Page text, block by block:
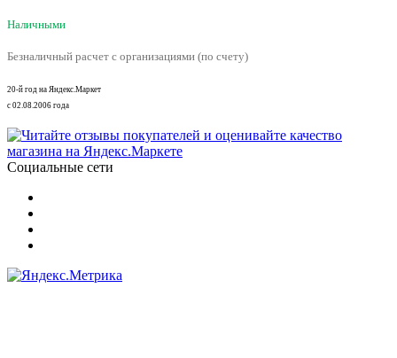
Наличными
Безналичный расчет с организациями (по счету)
20-й год на Яндекс.Маркет
с 02.08.2006 года
Социальные сети